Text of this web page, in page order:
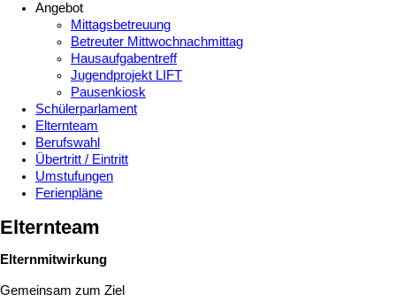
Angebot
Mittagsbetreuung
Betreuter Mittwochnachmittag
Hausaufgabentreff
Jugendprojekt LIFT
Pausenkiosk
Schülerparlament
Elternteam
Berufswahl
Übertritt / Eintritt
Umstufungen
Ferienpläne
Elternteam
Elternmitwirkung
Gemeinsam zum Ziel